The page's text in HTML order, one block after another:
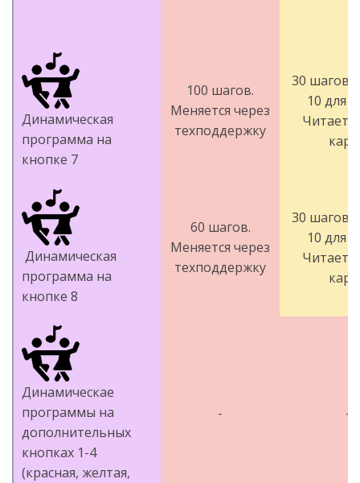
Динамическая
программа на
кнопке 7
100 шагов.
Меняется через
техподдержку
30 шагов
10 для
Динамическая
программа на
кнопке 8
60 шагов.
Меняется через
техподдержку
30 шагов
10 для
Динамическае
программы на
дополнительных
кнопках 1-4
(красная, желтая,
- -